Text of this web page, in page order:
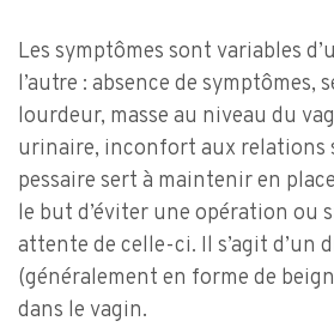
Les symptômes sont variables
l’autre : absence de symptômes,
lourdeur, masse au niveau du
urinaire, inconfort aux relations
pessaire sert à maintenir en
le but d’éviter une opération ou
attente de celle-ci. Il s’agit d’un
(généralement en forme de
dans le vagin.